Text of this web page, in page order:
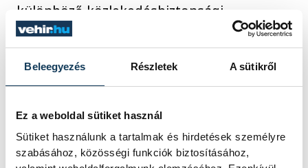
Beleegyezés Részletek A sütikről
Ez a weboldal sütiket használ
Sütiket használunk a tartalmak és hirdetések személyre
szabásához, közösségi funkciók biztosításához,
különböző közlekedésbiztonsági
programokkal és bemutatókkal is
készültek, amely minden érdeklődő
számára nyitott.
Veszprémben keresik a jövő